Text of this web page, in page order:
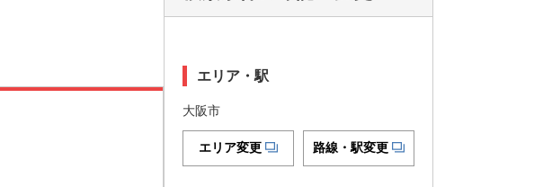
エリア・駅
大阪市
エリア変更 路線・駅変更